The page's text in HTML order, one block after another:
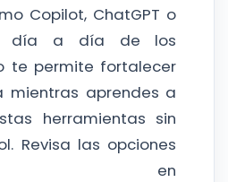
Copilot, ChatGPT o
día a día de los
te permite fortalecer
mientras aprendes a
herramientas sin
Revisa las opciones
en